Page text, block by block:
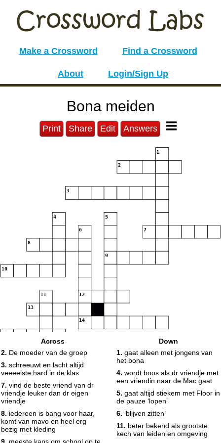
Make a Crossword Find a Crossword
About Login/Sign Up
Bona meiden
Print Share Edit Answers
1
2
3
4 5
6 7
8
9
10
11 12
13
14
15
Across
2. De moeder van de groep
3. schreeuwt en lacht altijd
veeeelste hard in de klas
7. vind de beste vriend van dr
vriendje leuker dan dr eigen
vriendje
8. iedereen is bang voor haar,
komt van mavo en heel erg
bezig met kleding
Down
1. gaat alleen met jongens van
het bona
4. wordt boos als dr vriendje met
een vriendin naar de Mac gaat
5. gaat altijd stiekem met Floor in
de pauze ‘lopen’
6. ‘blijven zitten’
11. beter bekend als grootste
kech van leiden en omgeving